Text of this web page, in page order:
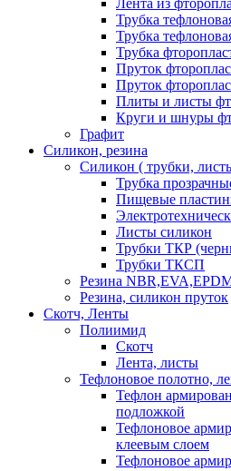
Лента из
Трубка
Трубка
Трубка
Пруток
Пруток
Плиты и листы
Круги и шнуры
Графит
Силикон, резина
Силикон ( трубки,
Трубка
Пищевые
Листы силикон
Трубки ТКР
Трубки ТКСП
Резина
Резина, силикон пруток
Скотч, Ленты
Полиимид
Скотч
Лента, листы
Тефлоновое полотно,
Тефлон
подложкой
Тефлоновое
клеевым слоем
Тефлоновое